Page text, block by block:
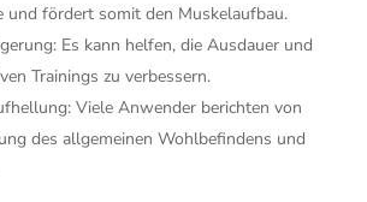
und fördert somit den Muskelaufbau.
Es kann helfen, die Ausdauer und
Trainings zu verbessern.
Viele Anwender berichten von
des allgemeinen Wohlbefindens und